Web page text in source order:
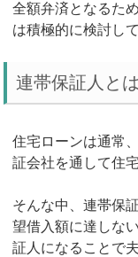
全額弁済となるた
は積極的に検討し
連帯保証人とは
住宅ローンは通常
証会社を通して住
そんな中、連帯保
望借入額に達しな
証人になることで